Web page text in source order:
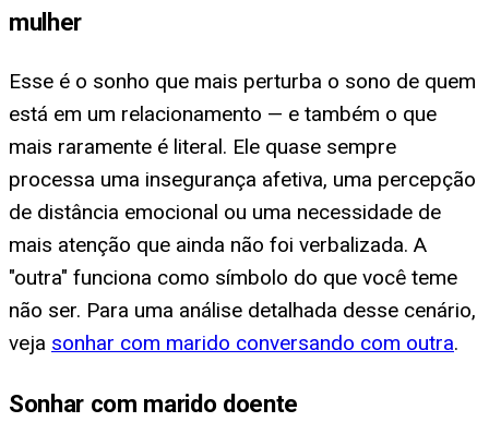
mulher
Esse é o sonho que mais perturba o sono de quem
está em um relacionamento — e também o que
mais raramente é literal. Ele quase sempre
processa uma insegurança afetiva, uma percepção
de distância emocional ou uma necessidade de
mais atenção que ainda não foi verbalizada. A
"outra" funciona como símbolo do que você teme
não ser. Para uma análise detalhada desse cenário,
veja sonhar com marido conversando com outra.
Sonhar com marido doente